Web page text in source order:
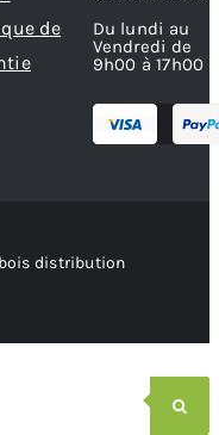
de
Du lundi au
Vendredi de
9h00 à 17h00
distribution